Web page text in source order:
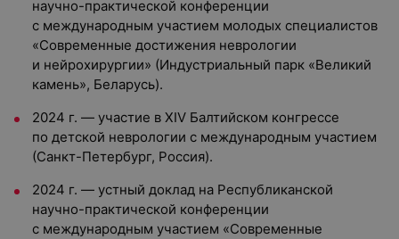
научно-практической конференции
с международным участием молодых специалистов
«Современные достижения неврологии
и нейрохирургии» (Индустриальный парк «Великий
камень», Беларусь).
2024 г. — участие в ХIV Балтийском конгрессе
по детской неврологии с международным участием
(Санкт-Петербург, Россия).
2024 г. — устный доклад на Республиканской
научно-практической конференции
с международным участием «Современные